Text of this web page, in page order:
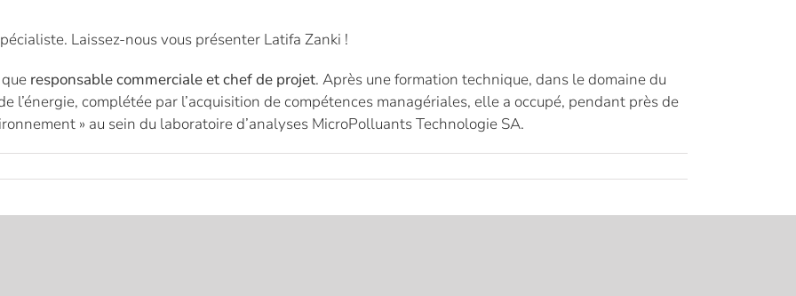
Laissez-nous vous présenter Latifa Zanki !
responsable commerciale et chef de projet. Après une formation technique, dans le domaine du
l’énergie, complétée par l’acquisition de compétences managériales, elle a occupé, pendant près de
» au sein du laboratoire d’analyses MicroPolluants Technologie SA.